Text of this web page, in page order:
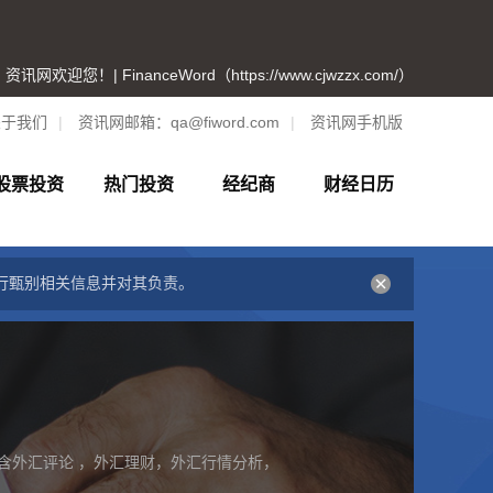
资讯网欢迎您！| FinanceWord（https://www.cjwzzx.com/）
我们 | 资讯网邮箱： qa@fiword.com | 资讯网手机版
票投资 热门投资 经纪商 财经日历
别相关信息并对其负责。
汇评论 ，外汇理财，外汇行情分析，